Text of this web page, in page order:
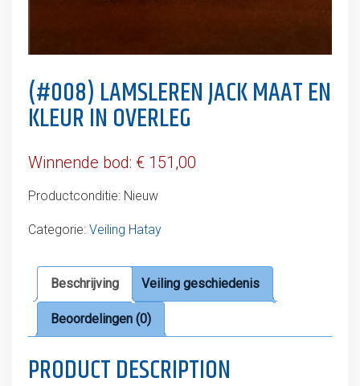
(#008) LAMSLEREN JACK MAAT EN
KLEUR IN OVERLEG
Winnende bod: €151,00
Productconditie: Nieuw
Categorie: Veiling Hatay
Beschrijving Veiling geschiedenis
Beoordelingen (0)
PRODUCT DESCRIPTION